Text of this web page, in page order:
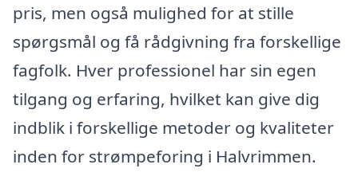
pris, men også mulighed for at stille
spørgsmål og få rådgivning fra forskellige
fagfolk. Hver professionel har sin egen
tilgang og erfaring, hvilket kan give dig
indblik i forskellige metoder og kvaliteter
inden for strømpeforing i Halvrimmen.